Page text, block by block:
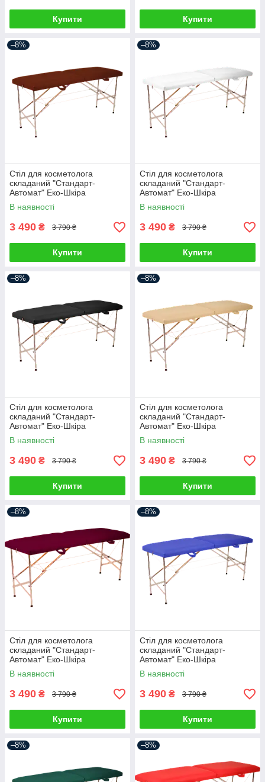
Купити Купити
–8%
Стіл для косметолога
складаний "Стандарт-
Автомат" Еко-Шкіра
185*60*75
В наявності
3 490 ₴ 3 790 ₴
Купити
–8%
Стіл для косметолога
складаний "Стандарт-
Автомат" Еко-Шкіра
185*60*75
В наявності
3 490 ₴ 3 790 ₴
Купити
–8%
Стіл для косметолога
складаний "Стандарт-
Автомат" Еко-Шкіра
185*60*75
В наявності
3 490 ₴ 3 790 ₴
Купити
–8%
Стіл для косметолога
складаний "Стандарт-
Автомат" Еко-Шкіра
185*60*75
В наявності
3 490 ₴ 3 790 ₴
Купити
–8%
Стіл для косметолога
складаний "Стандарт-
Автомат" Еко-Шкіра
185*60*75
В наявності
3 490 ₴ 3 790 ₴
Купити
–8%
Стіл для косметолога
складаний "Стандарт-
Автомат" Еко-Шкіра
185*60*75
В наявності
3 490 ₴ 3 790 ₴
Купити
–8% –8%